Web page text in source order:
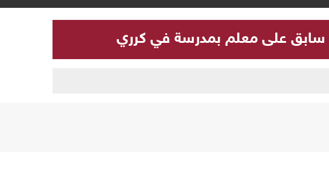
سابق على معلم بمدرسة في كرري